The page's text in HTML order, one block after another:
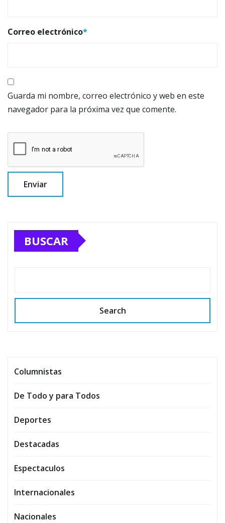
Correo electrónico*
Guarda mi nombre, correo electrónico y web en este
navegador para la próxima vez que comente.
BUSCAR
Search
Columnistas
De Todo y para Todos
Deportes
Destacadas
Espectaculos
Internacionales
Nacionales